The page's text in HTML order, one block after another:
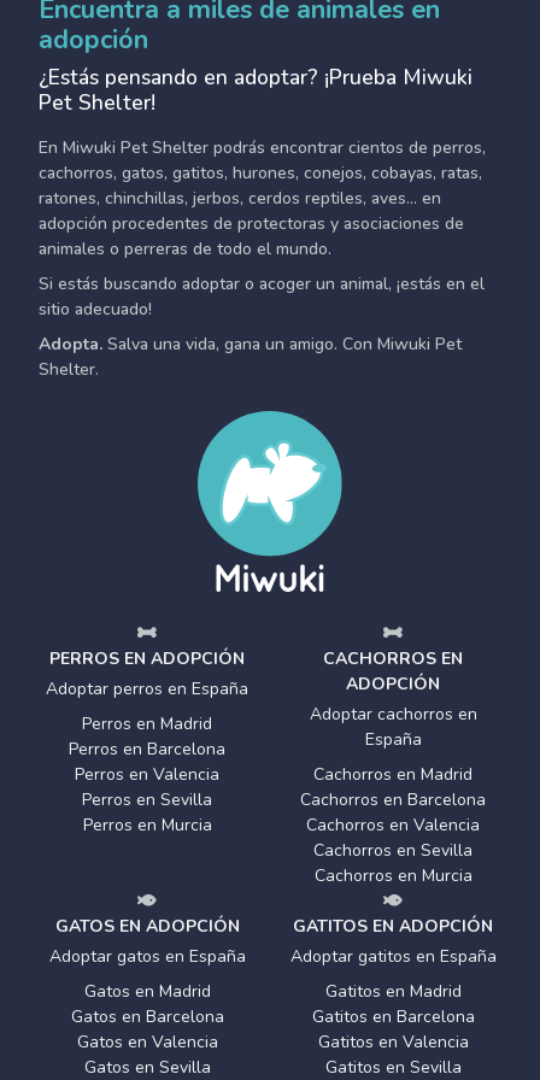
Encuentra a miles de animales en
adopción
¿Estás pensando en adoptar? ¡Prueba Miwuki
Pet Shelter!
En Miwuki Pet Shelter podrás encontrar cientos de perros,
cachorros, gatos, gatitos, hurones, conejos, cobayas, ratas,
ratones, chinchillas, jerbos, cerdos reptiles, aves... en
adopción procedentes de protectoras y asociaciones de
animales o perreras de todo el mundo.
Si estás buscando adoptar o acoger un animal, ¡estás en el
sitio adecuado!
Adopta. Salva una vida, gana un amigo. Con Miwuki Pet
Shelter.
PERROS EN ADOPCIÓN
Adoptar perros en España
Perros en Madrid
Perros en Barcelona
Perros en Valencia
Perros en Sevilla
Perros en Murcia
CACHORROS EN
ADOPCIÓN
Adoptar cachorros en
España
Cachorros en Madrid
Cachorros en Barcelona
Cachorros en Valencia
Cachorros en Sevilla
Cachorros en Murcia
GATOS EN ADOPCIÓN
Adoptar gatos en España
Gatos en Madrid
Gatos en Barcelona
Gatos en Valencia
Gatos en Sevilla
GATITOS EN ADOPCIÓN
Adoptar gatitos en España
Gatitos en Madrid
Gatitos en Barcelona
Gatitos en Valencia
Gatitos en Sevilla